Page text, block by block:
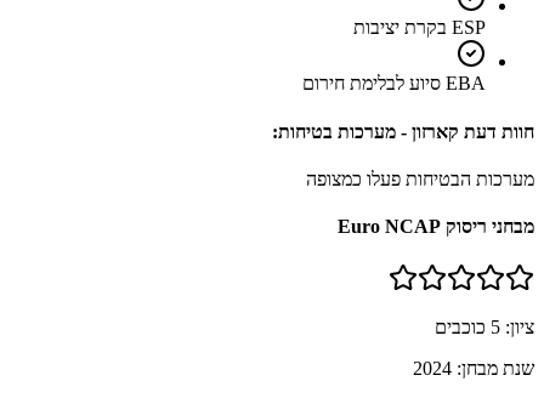
ESP בקרת יציבות
EBA סיוע לבלימת חירום
חוות דעת קארזון - מערכות בטיחות:
מערכות הבטיחות פעלו כמצופה
מבחני ריסוק Euro NCAP
ציון: 5 כוכבים
שנת מבחן: 2024